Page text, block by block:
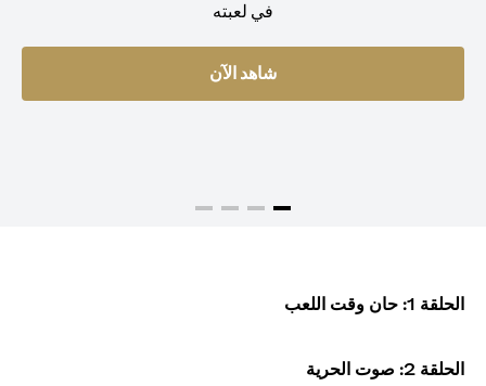
في لعبته
شاهد الآن
الحلقة 1: حان وقت اللعب
الحلقة 2: صوت الحرية